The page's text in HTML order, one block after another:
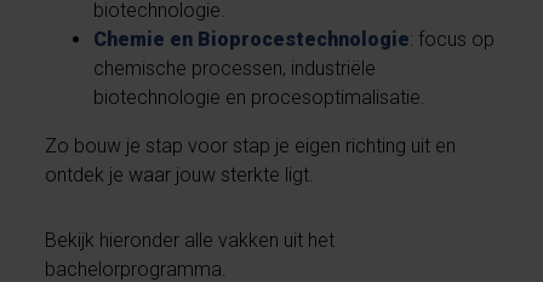
biotechnologie.
Chemie en Bioprocestechnologie: focus op
chemische processen, industriële
biotechnologie en procesoptimalisatie.
Zo bouw je stap voor stap je eigen richting uit en
ontdek je waar jouw sterkte ligt.
Bekijk hieronder alle vakken uit het
bachelorprogramma.